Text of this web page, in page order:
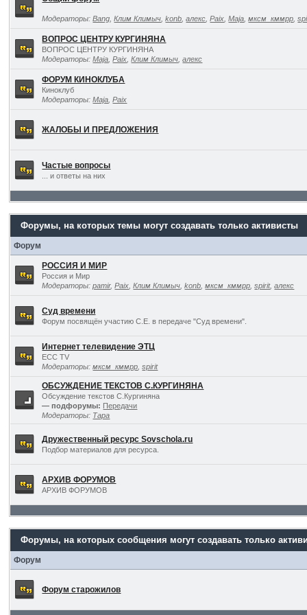
Модераторы:Bang ,Клим Климыч ,konb ,алекс ,Paix ,Maja ,мксм_кммрр ,
ВОПРОС ЦЕНТРУ КУРГИНЯНА
ВОПРОС ЦЕНТРУ КУРГИНЯНА
Модераторы:Maja ,Paix ,Клим Климыч ,алекс
ФОРУМ КИНОКЛУБА
Киноклуб
Модераторы:Maja ,Paix
ЖАЛОБЫ И ПРЕДЛОЖЕНИЯ
Частые вопросы
... и ответы на них
Форумы, на которых темы могут создавать только активисты
Форум
РОССИЯ И МИР
Россия и Мир
Модераторы:pamir,Paix ,Клим Климыч ,konb ,мксм_кммрр ,spirit,алекс
Суд времени
Форум посвящён участию С.Е. в передаче "Суд времени".
Интернет телевидение ЭТЦ
ECC TV
Модераторы:мксм_кммрр ,spirit
ОБСУЖДЕНИЕ ТЕКСТОВ С.КУРГИНЯНА
Обсуждение текстов С.Кургиняна
— подфорумы: Передачи
Модераторы: Тара
Дружественный ресурс Sovschola.ru
Подбор материалов для ресурса.
АРХИВ ФОРУМОВ
АРХИВ ФОРУМОВ
Форумы, на которых сообщения могут создавать только
Форум
Форум старожилов